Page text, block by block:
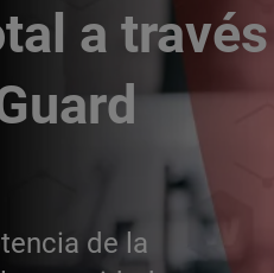
a través
de la